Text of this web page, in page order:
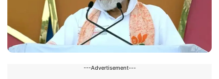
---Advertisement---